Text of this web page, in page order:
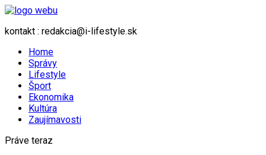
kontakt : redakcia@i-lifestyle.sk
Home
Správy
Lifestyle
Šport
Ekonomika
Kultúra
Zaujímavosti
Práve teraz